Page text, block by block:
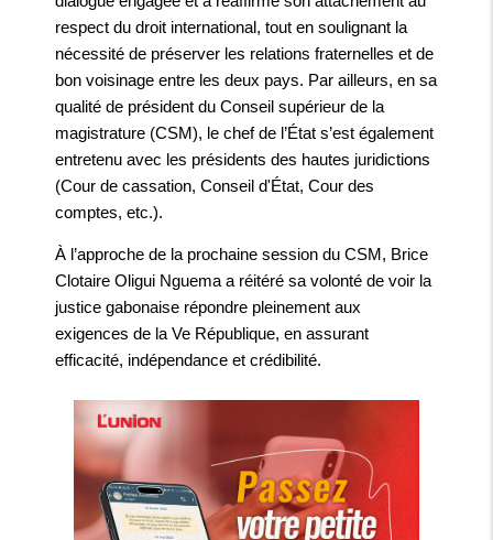
respect du droit international, tout en soulignant la
nécessité de préserver les relations fraternelles et de
bon voisinage entre les deux pays. Par ailleurs, en sa
qualité de président du Conseil supérieur de la
magistrature (CSM), le chef de l’État s’est également
entretenu avec les présidents des hautes juridictions
(Cour de cassation, Conseil d'État, Cour des
comptes, etc.).
À l’approche de la prochaine session du CSM, Brice
Clotaire Oligui Nguema a réitéré sa volonté de voir la
justice gabonaise répondre pleinement aux
exigences de la Ve République, en assurant
efficacité, indépendance et crédibilité.